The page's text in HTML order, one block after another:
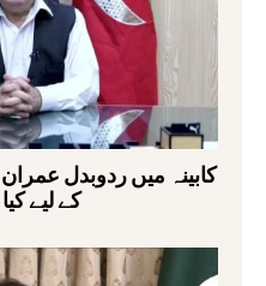
کابینہ میں ردوبدل
کے لیے